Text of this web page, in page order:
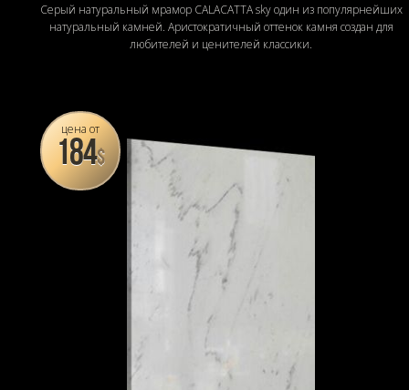
Серый натуральный мрамор CALACATTA sky один из популярнейших
натуральный камней. Аристократичный оттенок камня создан для
любителей и ценителей классики.
цена от
184$